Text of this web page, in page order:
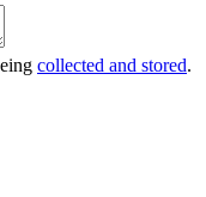
collected and stored.